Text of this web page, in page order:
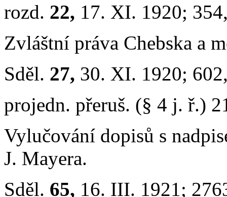
rozd. 22, 17. XI. 1920;
Zvláštní práva Chebska a
Sděl. 27, 30. XI. 1920;
projedn. přeruš. (§ 4 j. ř.)
Vylučování dopisů s
J. Mayera.
Sděl. 65, 16. III. 1921;